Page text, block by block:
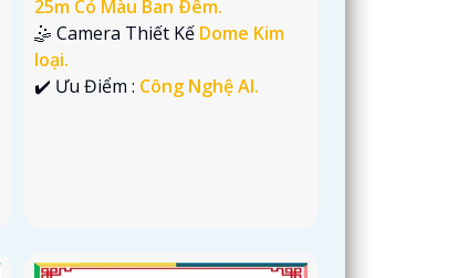
25m Có Màu Ban Ðêm.
🤹 Camera Thiết Kế Dome Kim
loại.
️✔️ Ưu Điểm : Công Nghệ AI.